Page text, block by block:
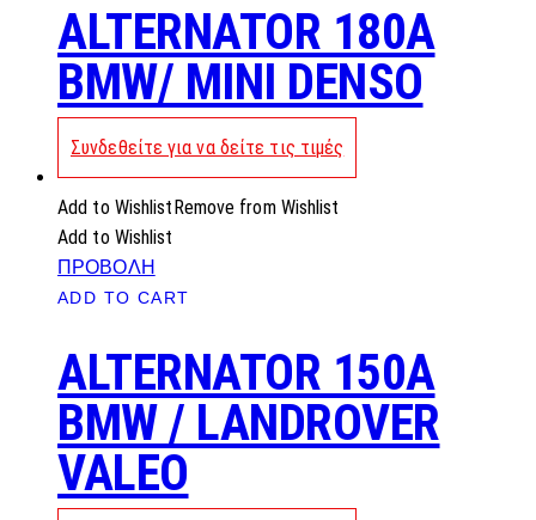
ALTERNATOR 180A
BMW/ MINI DENSO
Συνδεθείτε για να δείτε τις τιμές
Add to Wishlist Remove from Wishlist
Add to Wishlist
ΠΡΟΒΟΛΗ
ADD TO CART
ALTERNATOR 150A
BMW / LANDROVER
VALEO